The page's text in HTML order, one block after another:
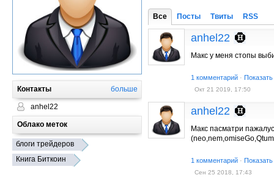
Контакты больше
anhel22
Облако меток
блоги трейдеров
Книга Биткоин
Все Посты Твиты RSS
anhel22
Макс у меня стопы
1 комментарий ·
Окт 21 2019, 17:50
anhel22
Макс пасматри
1 комментарий ·
Сен 25 2018, 17:43